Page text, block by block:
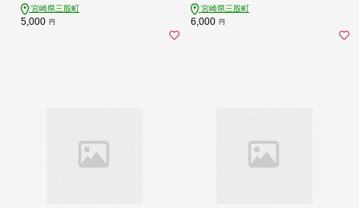
【MI726-ko】【株式会社 上沖産業】
宮崎県三股町
5,000 円
【MI727-ko】【株式会社 上沖産業】
宮崎県三股町
6,000 円